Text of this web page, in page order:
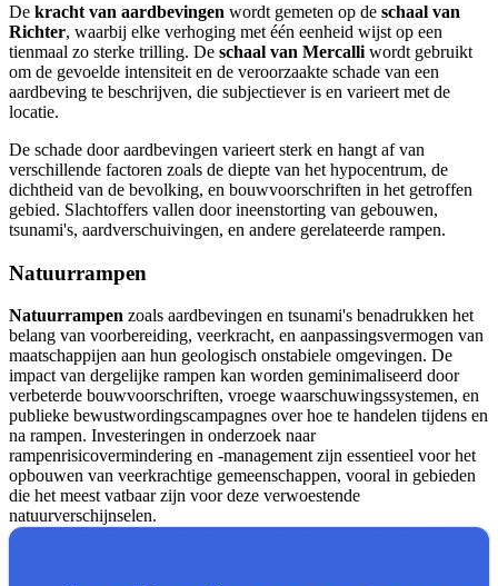
De kracht van aardbevingen wordt gemeten op de schaal van
Richter, waarbij elke verhoging met één eenheid wijst op een
tienmaal zo sterke trilling. De schaal van Mercalli wordt gebruikt
om de gevoelde intensiteit en de veroorzaakte schade van een
aardbeving te beschrijven, die subjectiever is en varieert met de
locatie.
De schade door aardbevingen varieert sterk en hangt af van
verschillende factoren zoals de diepte van het hypocentrum, de
dichtheid van de bevolking, en bouwvoorschriften in het getroffen
gebied. Slachtoffers vallen door ineenstorting van gebouwen,
tsunami's, aardverschuivingen, en andere gerelateerde rampen.
Natuurrampen
Natuurrampen zoals aardbevingen en tsunami's benadrukken het
belang van voorbereiding, veerkracht, en aanpassingsvermogen van
maatschappijen aan hun geologisch onstabiele omgevingen. De
impact van dergelijke rampen kan worden geminimaliseerd door
verbeterde bouwvoorschriften, vroege waarschuwingssystemen, en
publieke bewustwordingscampagnes over hoe te handelen tijdens en
na rampen. Investeringen in onderzoek naar
rampenrisicovermindering en -management zijn essentieel voor het
opbouwen van veerkrachtige gemeenschappen, vooral in gebieden
die het meest vatbaar zijn voor deze verwoestende
natuurverschijnselen.